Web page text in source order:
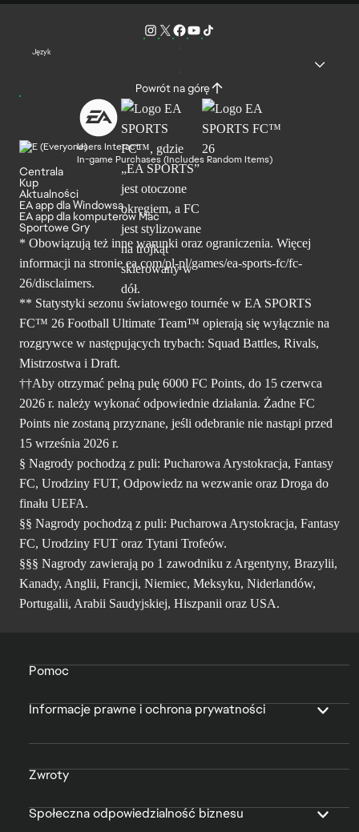
Język
Powrót na górę
Users Interact
In-game Purchases (Includes Random Items)
Centrala
Kup
Aktualności
EA app dla Windowsa
EA app dla komputerów Mac
Sportowe Gry
* Obowiązują też inne warunki oraz ograniczenia. Więcej
informacji na stronie ea.com/pl-pl/games/ea-sports-fc/fc-
26/disclaimers.
** Statystyki sezonu światowego tournée w EA SPORTS
FC™ 26 Football Ultimate Team™ opierają się wyłącznie na
rozgrywce w następujących trybach: Squad Battles, Rivals,
Mistrzostwa i Draft.
††Aby otrzymać pełną pulę 6000 FC Points, do 15 czerwca
2026 r. należy wykonać odpowiednie działania. Żadne FC
Points nie zostaną przyznane, jeśli odebranie nie nastąpi przed
15 września 2026 r.
§ Nagrody pochodzą z puli: Pucharowa Arystokracja, Fantasy
FC, Urodziny FUT, Odpowiedz na wezwanie oraz Droga do
finału UEFA.
§§ Nagrody pochodzą z puli: Pucharowa Arystokracja, Fantasy
FC, Urodziny FUT oraz Tytani Trofeów.
§§§ Nagrody zawierają po 1 zawodniku z Argentyny, Brazylii,
Kanady, Anglii, Francji, Niemiec, Meksyku, Niderlandów,
Portugalii, Arabii Saudyjskiej, Hiszpanii oraz USA.
Pomoc
Informacje prawne i ochrona prywatności
Zwroty
Społeczna odpowiedzialność biznesu